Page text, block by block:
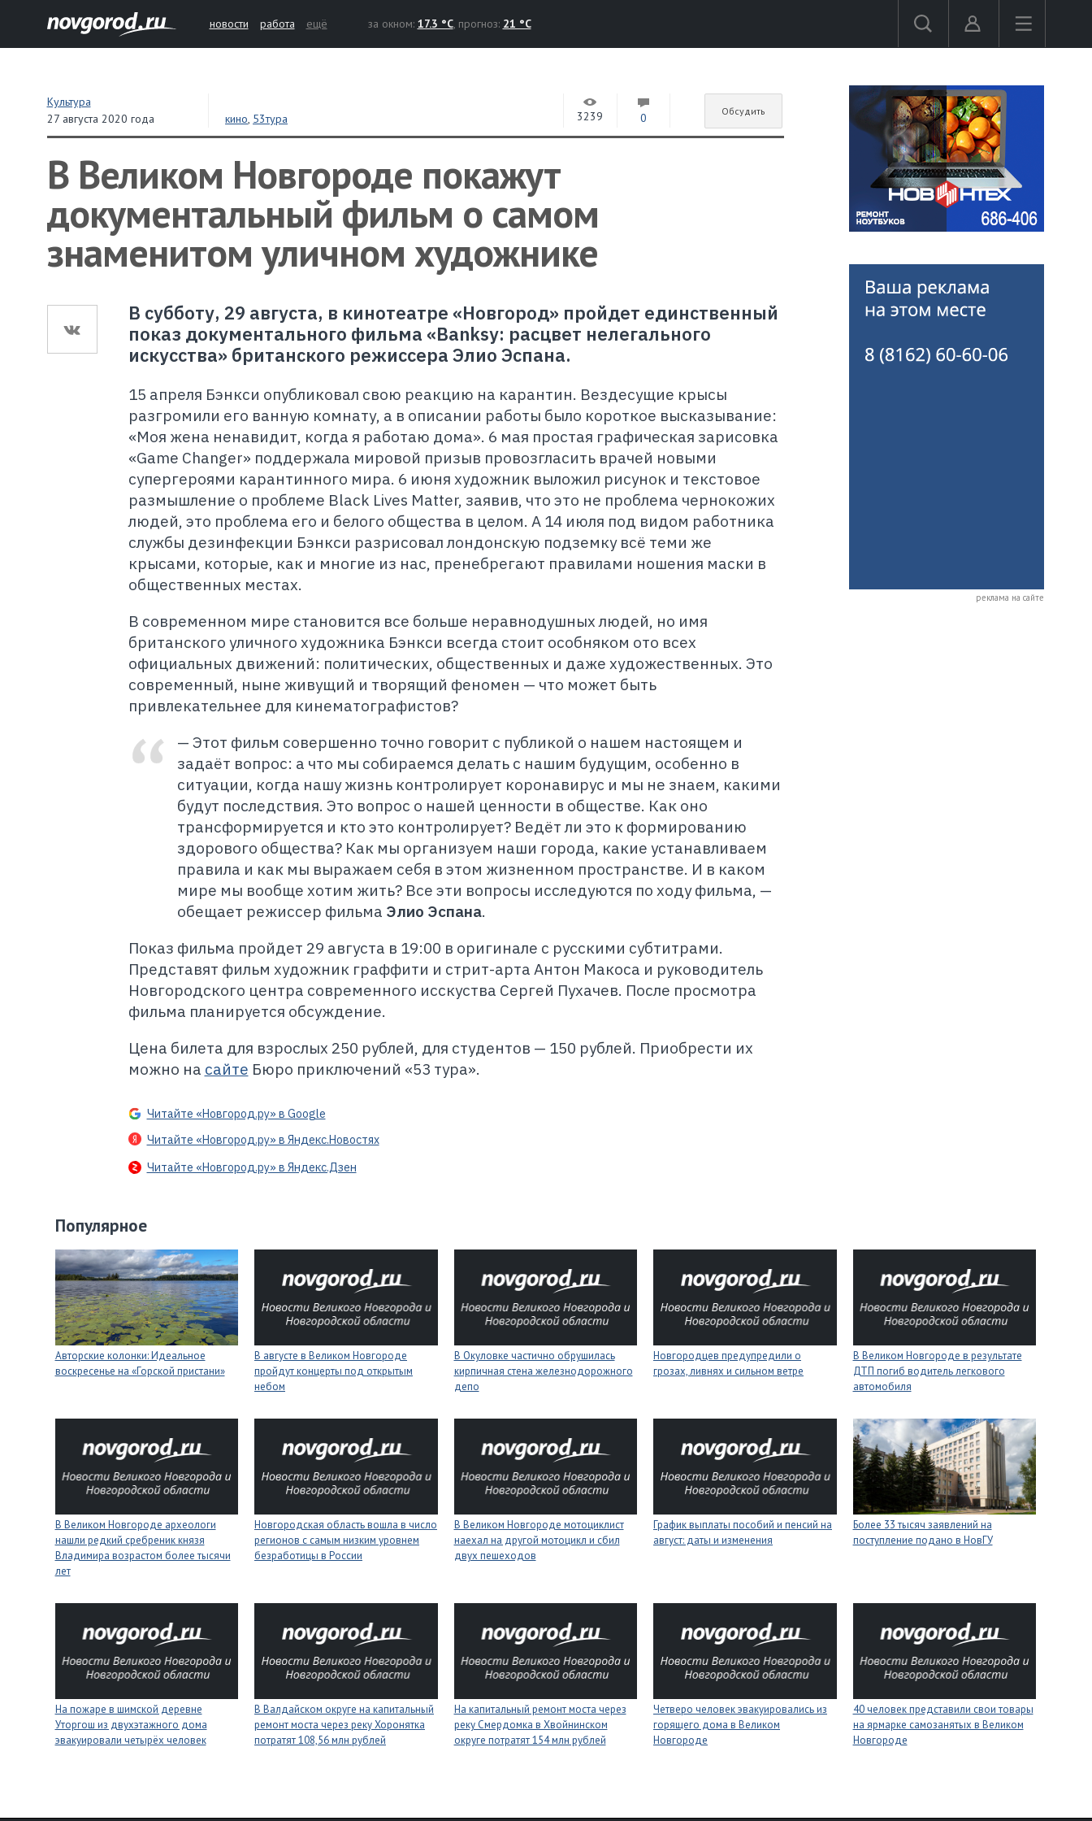
новости работа ещё за окном: 17.3 °C, прогноз: 21 °C
Культура
27 августа 2020 года
кино, 53тура 3239 0 Обсудить
В Великом Новгороде покажут
документальный фильм о самом
знаменитом уличном художнике
В субботу, 29 августа, в кинотеатре «Новгород» пройдет единственный
показ документального фильма «Banksy: расцвет нелегального
искусства» британского режиссера Элио Эспана.
15 апреля Бэнкси опубликовал свою реакцию на карантин. Вездесущие крысы
разгромили его ванную комнату, а в описании работы было короткое высказывание:
«Моя жена ненавидит, когда я работаю дома». 6 мая простая графическая зарисовка
«Game Changer» поддержала мировой призыв провозгласить врачей новыми
супергероями карантинного мира. 6 июня художник выложил рисунок и текстовое
размышление о проблеме Black Lives Matter, заявив, что это не проблема чернокожих
людей, это проблема его и белого общества в целом. А 14 июля под видом работника
службы дезинфекции Бэнкси разрисовал лондонскую подземку всё теми же
крысами, которые, как и многие из нас, пренебрегают правилами ношения маски в
общественных местах.
В современном мире становится все больше неравнодушных людей, но имя
британского уличного художника Бэнкси всегда стоит особняком ото всех
официальных движений: политических, общественных и даже художественных. Это
современный, ныне живущий и творящий феномен — что может быть
привлекательнее для кинематографистов?
— Этот фильм совершенно точно говорит с публикой о нашем настоящем и
задаёт вопрос: а что мы собираемся делать с нашим будущим, особенно в
ситуации, когда нашу жизнь контролирует коронавирус и мы не знаем, какими
будут последствия. Это вопрос о нашей ценности в обществе. Как оно
трансформируется и кто это контролирует? Ведёт ли это к формированию
здорового общества? Как мы организуем наши города, какие устанавливаем
правила и как мы выражаем себя в этом жизненном пространстве. И в каком
мире мы вообще хотим жить? Все эти вопросы исследуются по ходу фильма, —
обещает режиссер фильма Элио Эспана.
Показ фильма пройдет 29 августа в 19:00 в оригинале с русскими субтитрами.
Представят фильм художник граффити и стрит-арта Антон Макоса и руководитель
Новгородского центра современного исскуства Сергей Пухачев. После просмотра
фильма планируется обсуждение.
Цена билета для взрослых 250 рублей, для студентов — 150 рублей. Приобрести их
можно на сайте Бюро приключений «53 тура».
Читайте «Новгород.ру» в Google
Читайте «Новгород.ру» в Яндекс.Новостях
Читайте «Новгород.ру» в Яндекс.Дзен
реклама на сайте
Популярное
Авторские колонки: Идеальное
воскресенье на «Горской пристани»
В августе в Великом Новгороде
пройдут концерты под открытым
небом
В Окуловке частично обрушилась
кирпичная стена железнодорожного
депо
Новгородцев предупредили о
грозах, ливнях и сильном ветре
В Великом Новгороде в результате
ДТП погиб водитель легкового
автомобиля
В Великом Новгороде археологи
нашли редкий сребреник князя
Владимира возрастом более тысячи
лет
Новгородская область вошла в число
регионов с самым низким уровнем
безработицы в России
В Великом Новгороде мотоциклист
наехал на другой мотоцикл и сбил
двух пешеходов
График выплаты пособий и пенсий на
август: даты и изменения
Более 33 тысяч заявлений на
поступление подано в НовГУ
На пожаре в шимской деревне
Уторгош из двухэтажного дома
эвакуировали четырёх человек
В Валдайском округе на капитальный
ремонт моста через реку Хоронятка
потратят 108,56 млн рублей
На капитальный ремонт моста через
реку Смердомка в Хвойнинском
округе потратят 154 млн рублей
Четверо человек эвакуировались из
горящего дома в Великом
Новгороде
40 человек представили свои товары
на ярмарке самозанятых в Великом
Новгороде